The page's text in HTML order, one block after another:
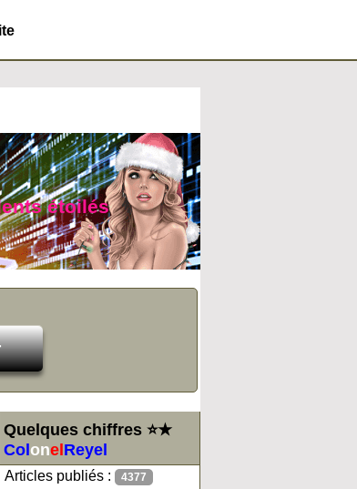
étoilés
Quelques chiffres ⭐★
Col onel Reyel
Articles publiés : 4377